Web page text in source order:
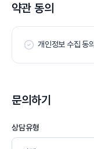
약관 동의
개인정보 수집 동의
문의하기
상담유형